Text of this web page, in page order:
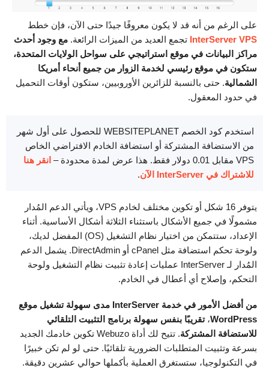
على الرغم من أنه قد لا يكون معروفًا جيدًا حتى الآن، فإن خطط
InterServer VPS تجمع العديد من الميزات الرائعة. مع وجود أحدث
مراكز البيانات في موقع استراتيجي على سواحل الولايات المتحدة،
ستكون في موقع رئيسي لخدمة الزوار من جميع أنحاء أمريكا
الشمالية. حتى بالنسبة للزائرين الأوروبيين، ستكون أوقات التحميل
في حدود المعقول.
استخدم كود الخصم WEBSITEPLANET للحصول على أول شهر
من الاستضافة المشتركة أو استضافة الخادم الافتراضي الخاص
VPS مقابل 0.01 دولار فقط. هذا عرض لمدة محدودة –
انقر هنا
للاشتراك في InterServer الآن
.
يتوفر 16 شكل أو تكوين مختلف لخادم VPS، ويأتي الدعم المُدار
مشمولًا في جميع الأشكال باستثناء الثلاثة أشكال الأساسية. أثناء
الإعداد، ستتمكن من اختيار نظام التشغيل (OS) المفضل لديك،
ولوحة تحكم استضافة مثل cPanel أو DirectAdmin. يشمل الدعم
المُدار لـ InterServer عمليات إعادة تثبيت نظام التشغيل ولوحة
التحكم، وإصلاح أي أعطال في الخادم.
من أفضل الأمور في خدمة InterServer مدى سهولة تشغيل موقع
WordPress،تقريبًا بنفس سهولة برنامج التثبيت التلقائي
للاستضافة المشتركة
. تتيح لك أداة Webuzo تكوين خادمك الجديد
بسرعة وتثبيت المتطلبات الضرورية تلقائيًا. حتى لو لم تكن خبيرًا
في التكنولوجيا، ستستغرق العملية بأكملها حوالي عشرين دقيقة.